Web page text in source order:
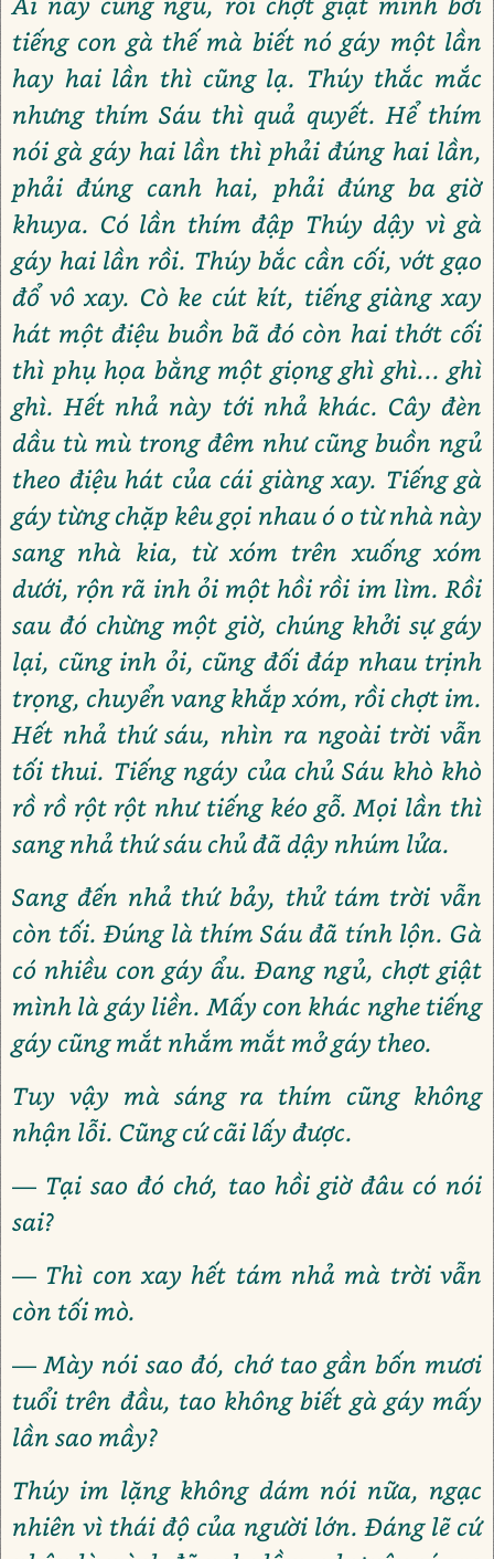
tiếng con gà thế mà biết nó gáy một lần
hay hai lần thì cũng lạ. Thúy thắc mắc
nhưng thím Sáu thì quả quyết. Hể thím
nói gà gáy hai lần thì phải đúng hai lần,
phải đúng canh hai, phải đúng ba giờ
khuya. Có lần thím đập Thúy dậy vì gà
gáy hai lần rồi. Thúy bắc cần cối, vớt gạo
đổ vô xay. Cò ke cút kít, tiếng giàng xay
hát một điệu buồn bã đó còn hai thớt cối
thì phụ họa bằng một giọng ghì ghì... ghì
ghì. Hết nhả này tới nhả khác. Cây đèn
dầu tù mù trong đêm như cũng buồn ngủ
theo điệu hát của cái giàng xay. Tiếng gà
gáy từng chặp kêu gọi nhau ó o từ nhà này
sang nhà kia, từ xóm trên xuống xóm
dưới, rộn rã inh ỏi một hồi rồi im lìm. Rồi
sau đó chừng một giờ, chúng khởi sự gáy
lại, cũng inh ỏi, cũng đối đáp nhau trịnh
trọng, chuyển vang khắp xóm, rồi chợt im.
Hết nhả thứ sáu, nhìn ra ngoài trời vẫn
tối thui. Tiếng ngáy của chủ Sáu khò khò
rồ rồ rột rột như tiếng kéo gỗ. Mọi lần thì
sang nhả thứ sáu chủ đã dậy nhúm lửa.
Sang đến nhả thứ bảy, thử tám trời vẫn
còn tối. Đúng là thím Sáu đã tính lộn. Gà
có nhiều con gáy ẩu. Đang ngủ, chợt giật
mình là gáy liền. Mấy con khác nghe tiếng
gáy cũng mắt nhắm mắt mở gáy theo.
Tuy vậy mà sáng ra thím cũng không
nhận lỗi. Cũng cứ cãi lấy được.
— Tại sao đó chớ, tao hồi giờ đâu có nói
sai?
— Thì con xay hết tám nhả mà trời vẫn
còn tối mò.
— Mày nói sao đó, chớ tao gần bốn mươi
tuổi trên đầu, tao không biết gà gáy mấy
lần sao mầy?
Thúy im lặng không dám nói nữa, ngạc
nhiên vì thái độ của người lớn. Đáng lẽ cứ